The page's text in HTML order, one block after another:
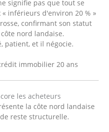
signifie pas que tout se
inférieurs d'environ 20 % »
confirmant son statut
nord landaise.
patient, et il négocie.
immobilier 20 ans
les acheteurs
la côte nord landaise
reste structurelle.